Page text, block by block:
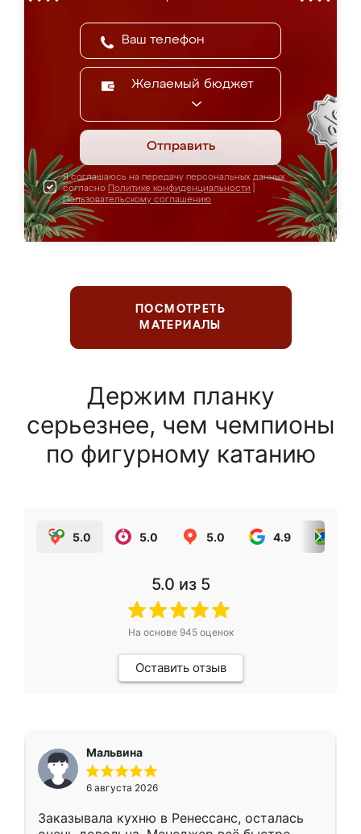
Желаемый бюджет
Отправить
Я соглашаюсь на передачу персональных данных
согласно Политике конфиденциальности
Пользовательскому соглашению
ПОСМОТРЕТЬ
МАТЕРИАЛЫ
Держим планку
серьезнее, чем чемпионы
по фигурному катанию
5.0 5.0 5.0 4.9
5.0 из 5
На основе 945оценок
Оставить отзыв
Мальвина
6 августа 2026
Заказывала кухню в Ренессанс, осталась